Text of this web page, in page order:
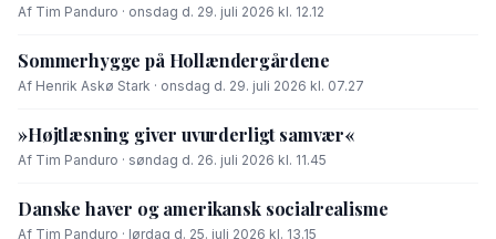
Af Tim Panduro · onsdag d. 29. juli 2026 kl. 12.12
Sommerhygge på Hollændergårdene
Af Henrik Askø Stark · onsdag d. 29. juli 2026 kl. 07.27
»Højtlæsning giver uvurderligt samvær«
Af Tim Panduro · søndag d. 26. juli 2026 kl. 11.45
Danske haver og amerikansk socialrealisme
Af Tim Panduro · lørdag d. 25. juli 2026 kl. 13.15